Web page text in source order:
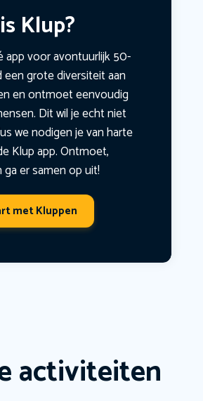
Klup?
app voor avontuurlijk 50-
een grote diversiteit aan
en ontmoet eenvoudig
Dit wil je echt niet
we nodigen je van harte
Klup app. Ontmoet,
er samen op uit!
met Kluppen
activiteiten